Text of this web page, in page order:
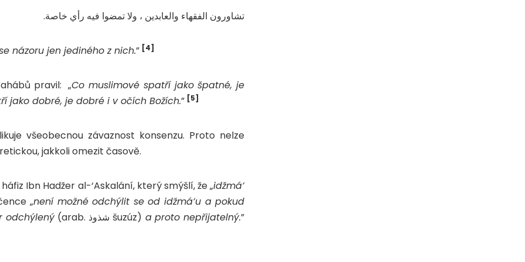
تشاورون الفقهاء والعابدين ، ولا تمضوا فيه رأي خاصة.
názoru jen jediného z nich.” [4]
pravil: „Co muslimové spatří jako špatné, je
jako dobré, je dobré i v očích Božích.” [5]
všeobecnou závaznost konsenzu. Proto nelze
jakkoli omezit časově.
Ibn Hadžer al-‘Askalání, který smýšlí, že „idžmá’
„není možné odchýlit se od idžmá’u a pokud
odchýlený
(arab. شذوذ šuzúz) a proto nepřijatelný.”